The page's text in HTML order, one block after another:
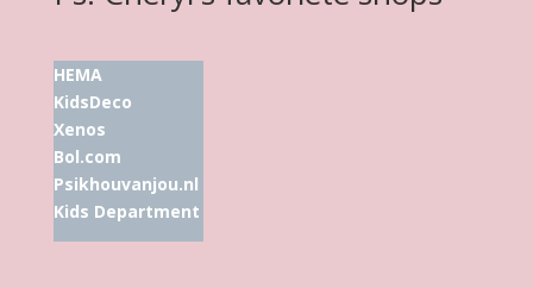
HEMA
KidsDeco
Xenos
Bol.com
Psikhouvanjou.nl
Kids Department